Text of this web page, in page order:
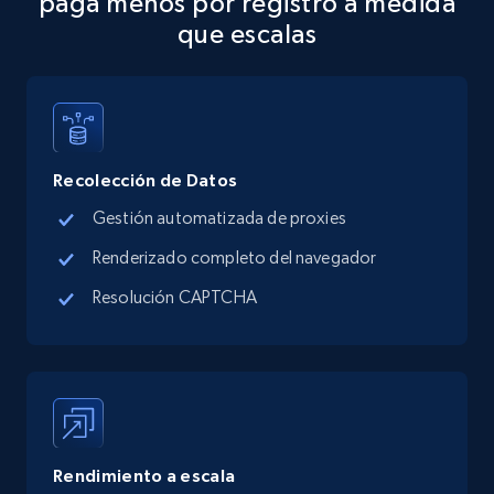
Address, Description, Business details, and
13.2K+
Google Maps full information - discover
Place id, URL, Country, Name, Category,
Address, Description, Business details, and
Google Maps full information - Collect
que escalas
Recolección de Datos
Gestión automatizada de proxies
Renderizado completo del navegador
Resolución CAPTCHA
Rendimiento a escala